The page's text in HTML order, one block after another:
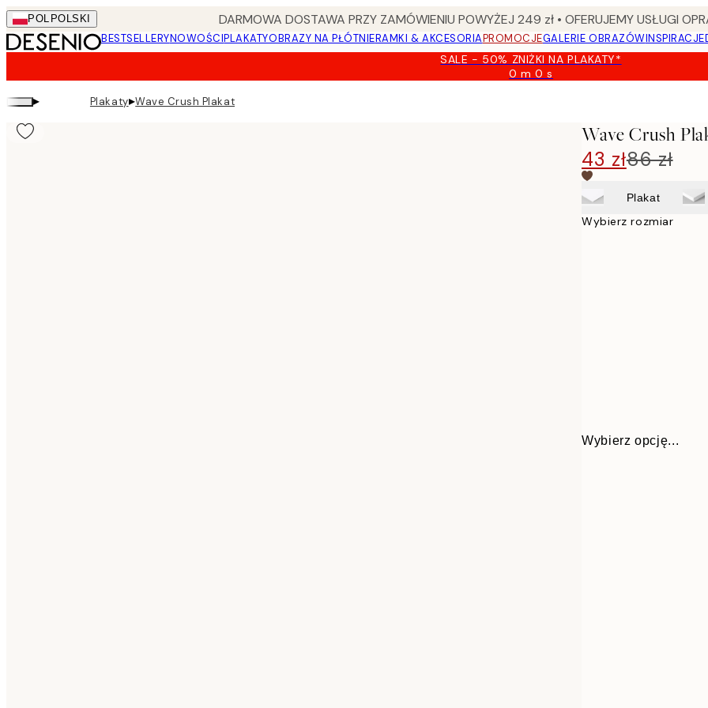
Skip
to
main
POL POLSKI DARMOWA DOSTAWA PRZY ZAMÓWIENIU POWYŻEJ 249 zł • OFERUJEMY USŁUGI
BESTSELLERYNOWOŚCIPLAKATYOBRAZY NA PŁÓTNIERAMKI & AKCESORIAPROMOCJEGALERIE OBRAZÓWINSPIRACJE
SALE - 50% ZNIŻKI NA PLAKATY*
0 m0 s
Ważny
▸ Plakaty▸Wave Crush Plakat
Wave Crush
43 zł86 zł
Plakat
Wybierz rozmiar
Wybierz opcję...